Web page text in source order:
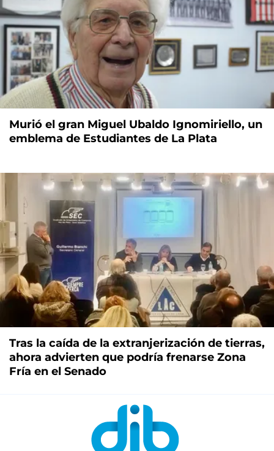
Murió el gran Miguel Ubaldo Ignomiriello, un
emblema de Estudiantes de La Plata
Tras la caída de la extranjerización de tierras,
ahora advierten que podría frenarse Zona
Fría en el Senado